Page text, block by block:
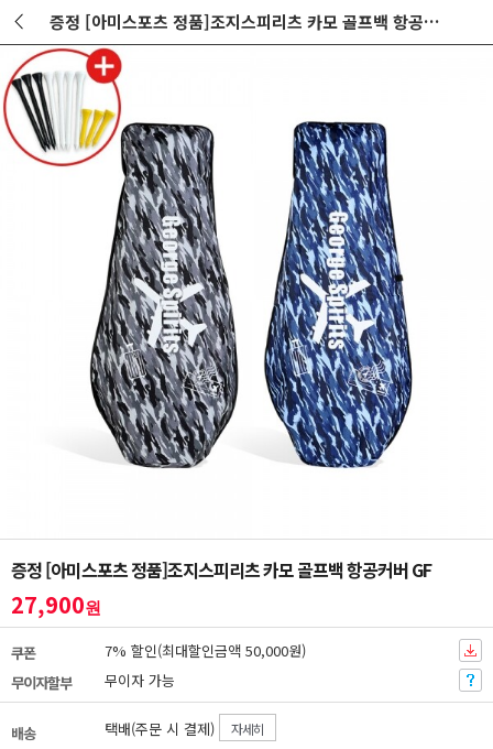
증정 [아미스포츠 정품]조지스피리츠 카모 골프백 항공커버 GF
증정 [아미스포츠 정품]조지스피리츠 카모 골프백 항공커버 GF
27,900원
쿠폰
7% 할인(최대할인금액 50,000원)
무이자할부
무이자 가능
배송 택배(주문 시 결제) 자세히